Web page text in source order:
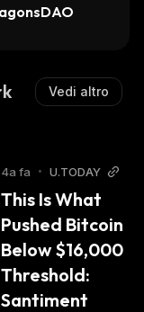
edge
Vedi altro
4a fa • U.TODAY
This Is What
Pushed Bitcoin
Below $16,000
Threshold:
Santiment